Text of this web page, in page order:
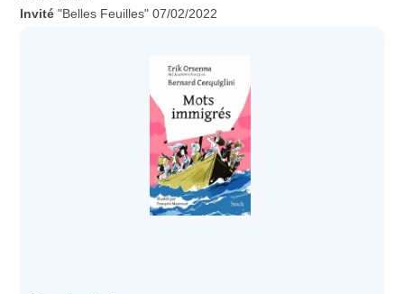
"Belles Feuilles" 07/02/2022